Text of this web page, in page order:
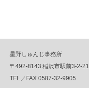
星野しゅんじ事務所
〒492-8143 稲沢市駅前3-2-21
TEL／FAX 0587-32-9905